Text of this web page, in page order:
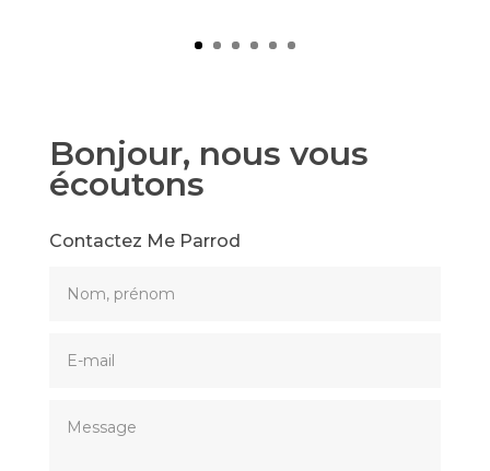
Bonjour, nous vous
écoutons
Contactez Me Parrod